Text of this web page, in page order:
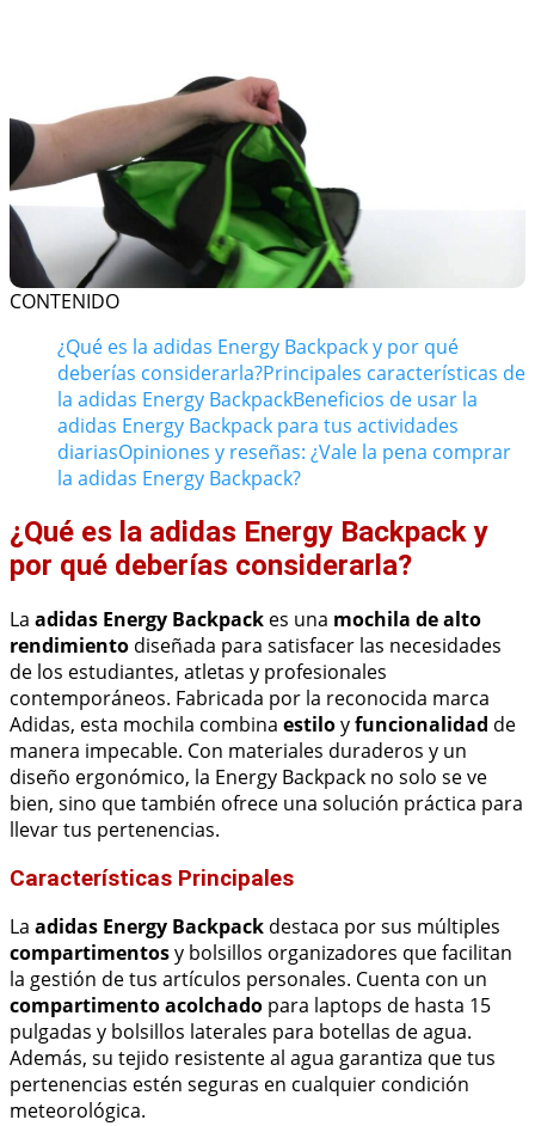
CONTENIDO
¿Qué es la adidas Energy Backpack y por qué
deberías considerarla?Principales características de
la adidas Energy BackpackBeneficios de usar la
adidas Energy Backpack para tus actividades
diariasOpiniones y reseñas: ¿Vale la pena comprar
la adidas Energy Backpack?
¿Qué es la adidas Energy Backpack y
por qué deberías considerarla?
La adidas Energy Backpack es una mochila de alto
rendimiento diseñada para satisfacer las necesidades
de los estudiantes, atletas y profesionales
contemporáneos. Fabricada por la reconocida marca
Adidas, esta mochila combina estiloyfuncionalidad de
manera impecable. Con materiales duraderos y un
diseño ergonómico, la Energy Backpack no solo se ve
bien, sino que también ofrece una solución práctica para
llevar tus pertenencias.
Características Principales
La adidas Energy Backpack destaca por sus múltiples
compartimentosy bolsillos organizadores que facilitan
la gestión de tus artículos personales. Cuenta con un
compartimento acolchado para laptops de hasta 15
pulgadas y bolsillos laterales para botellas de agua.
Además, su tejido resistente al agua garantiza que tus
pertenencias estén seguras en cualquier condición
meteorológica.